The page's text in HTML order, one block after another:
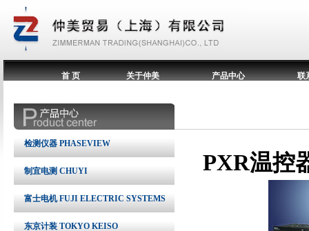
首 页 关于仲美 产品中心 联
检测仪器 PHASEVIEW
制宜电测 CHUYI
富士电机 FUJI ELECTRIC SYSTEMS
东京计装 TOKYO KEISO
PXR温控